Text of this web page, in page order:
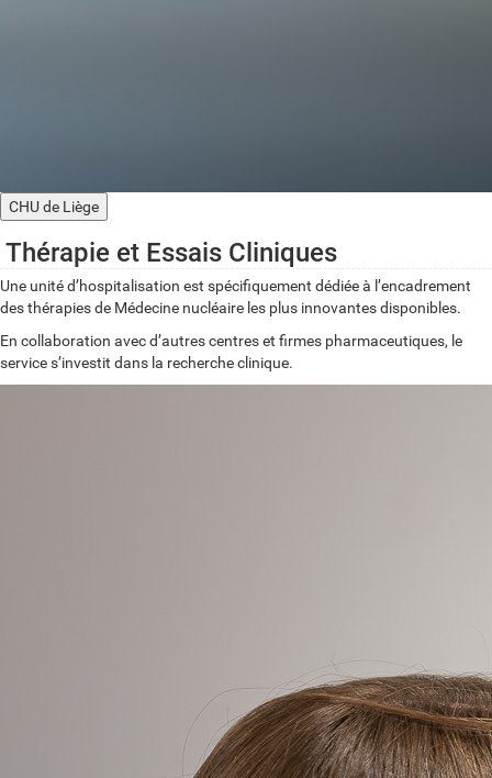
CHU de Liège
Thérapie et Essais Cliniques
Une unité d’hospitalisation est spécifiquement dédiée à l’encadrement
des thérapies de Médecine nucléaire les plus innovantes disponibles.
En collaboration avec d’autres centres et firmes pharmaceutiques, le
service s’investit dans la recherche clinique.